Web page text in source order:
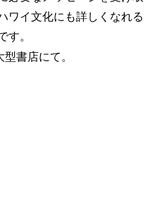
ワイ文化にも詳しくなれる
す。
型書店にて。